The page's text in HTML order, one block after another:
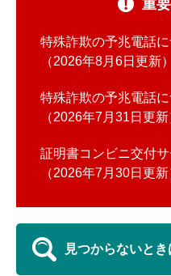
重
特殊詐欺の予兆電話に
2026年8月6日更新
特殊詐欺の予兆電話に
2026年7月31日更新
証明書コンビニ交付
2026年7月30日更新
見つからないとき